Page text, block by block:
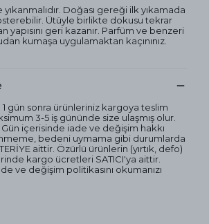
yıkanmalıdır. Doğası gereği ilk yıkamada
Ütüyle birlikte dokusu tekrar
yapısını geri kazanır. Parfüm ve benzeri
kumaşa uygulamaktan kaçınınız.
gün sonra ürünleriniz kargoya teslim
3-5 iş gününde size ulaşmış olur.
Gün içerisinde iade ve değişim hakkı
bedeni uymama gibi durumlarda
aittir. Özürlü ürünlerin (yırtık, defo)
kargo ücretleri SATICI'ya aittir.
ve değişim politikasını okumanızı